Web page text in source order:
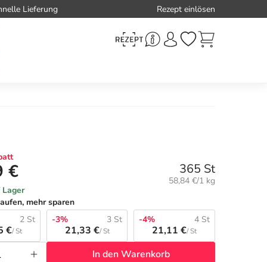
Lieferung Rezept einlösen
€ 365 St
Grundpreis:
58,84 €/1 kg
mehr sparen
2 St
€/ St
-3% 3 St
21,33 €/ St
-4% 4 St
21,11 €/ St
In den Warenkorb